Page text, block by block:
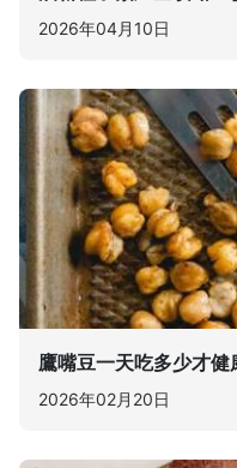
2026年04月10日
鷹嘴豆一天吃多少才
2026年02月20日